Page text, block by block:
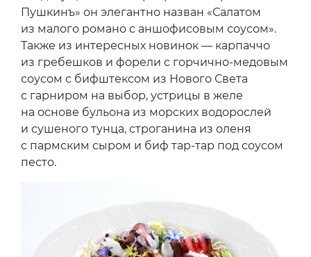
Пушкинъ» он элегантно назван «Салатом
из малого романо с аншофисовым соусом».
Также из интересных новинок — карпаччо
из гребешков и форели с горчично-медовым
соусом с бифштексом из Нового Света
с гарниром на выбор, устрицы в желе
на основе бульона из морских водорослей
и сушеного тунца, строганина из оленя
с пармским сыром и биф тар-тар под соусом
песто.